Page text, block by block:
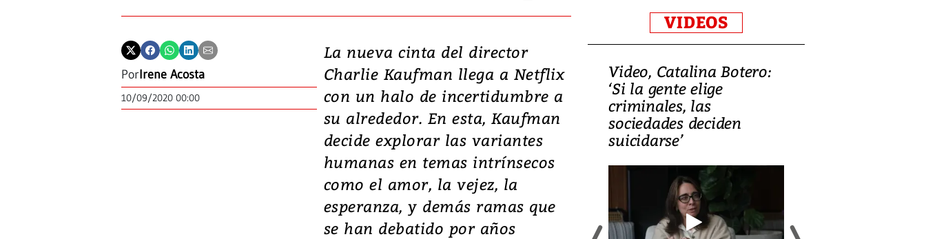
PorIrene Acosta
10/09/2020 00:00
La nueva cinta del director
Charlie Kaufman llega a Netflix
con un halo de incertidumbre a
su alrededor. En esta, Kaufman
decide explorar las variantes
humanas en temas intrínsecos
como el amor, la vejez, la
esperanza, y demás ramas que
se han debatido por años
VIDEOS
Video, Japón: Terremoto
deja heridos y graves
daños en Kumamoto
Video, Catalina Botero:
‘Si la gente elige
criminales, las
sociedades deciden
suicidarse’